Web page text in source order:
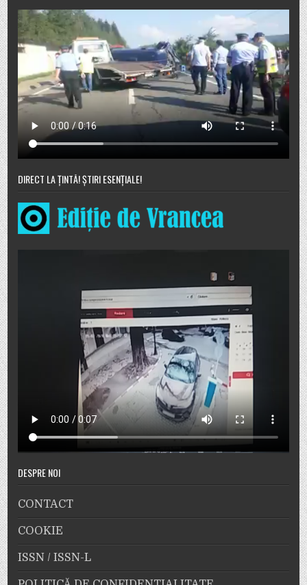
DIRECT LA ȚINTĂ! ȘTIRI ESENȚIALE!
DESPRE NOI
CONTACT
COOKIE
ISSN / ISSN-L